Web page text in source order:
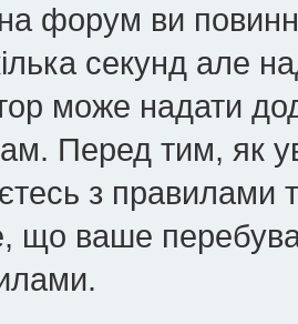
форум ви
секунд але
може надати
Перед тим, як
з правилами
що ваше